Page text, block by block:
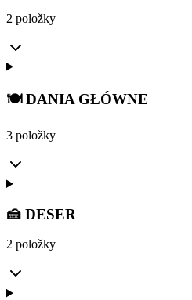
2 položky
🍽️ DANIA GŁÓWNE
3 položky
🍰 DESER
2 položky